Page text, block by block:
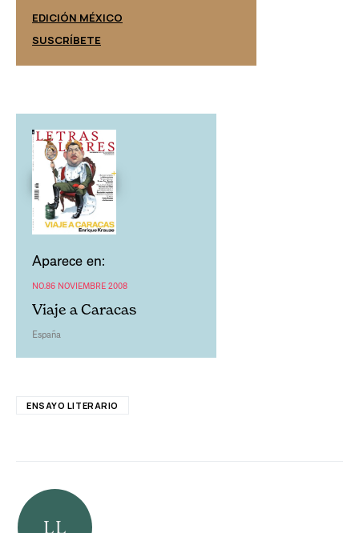
EDICIÓN MÉXICO
SUSCRÍBETE
Aparece en:
NO.86 NOVIEMBRE 2008
Viaje a Caracas
España
ENSAYO LITERARIO